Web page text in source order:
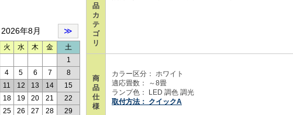
品
カ
テ
ゴ
リ
商
品
仕
様
カラー区分： ホワイト
適応畳数： ～8畳
ランプ色： LED 調色 調光
取付方法： クイックA